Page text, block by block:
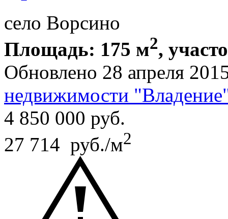
село Ворсино
Площадь: 175 м2,
Обновлено 28 апреля
недвижимости
4 850 000 руб.
27 714 руб./м2